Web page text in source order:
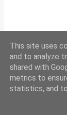
This site uses
and to analyze
shared with
metrics to
statistics, and